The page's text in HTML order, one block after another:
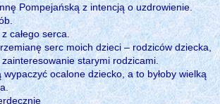
Pompejańską z intencją o uzdrowienie.
całego serca.
serc moich dzieci – rodziców dziecka,
starymi rodzicami.
ocalone dziecko, a to byłoby wielką